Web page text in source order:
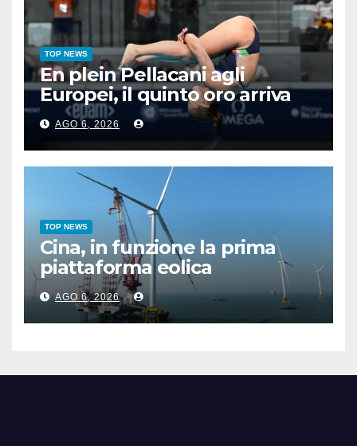
TOP NEWS
En plein Pellacani agli
Europei, il quinto oro arriva
nel sincro con Pizzini
AGO 6, 2026
TOP NEWS
Cina, in funzione la prima
piattaforma eolica
galleggiante da 16 MW
AGO 6, 2026